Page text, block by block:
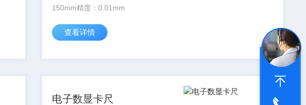
150mm精度：0.01mm
查看详情
电子数显卡尺